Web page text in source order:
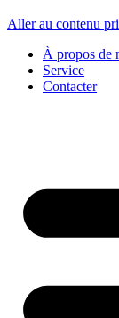
Aller au contenu
À propos de
Service
Contacter